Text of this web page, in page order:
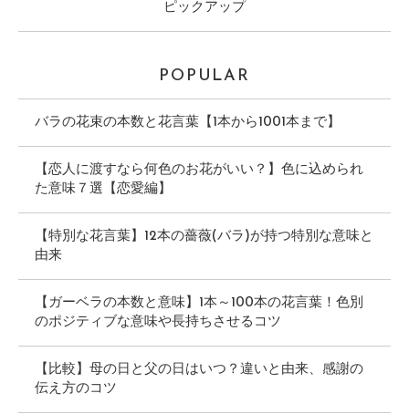
ピックアップ
POPULAR
バラの花束の本数と花言葉【1本から1001本まで】
【恋人に渡すなら何色のお花がいい？】色に込められ
た意味７選【恋愛編】
【特別な花言葉】12本の薔薇(バラ)が持つ特別な意味と
由来
【ガーベラの本数と意味】1本～100本の花言葉！色別
のポジティブな意味や長持ちさせるコツ
【比較】母の日と父の日はいつ？違いと由来、感謝の
伝え方のコツ